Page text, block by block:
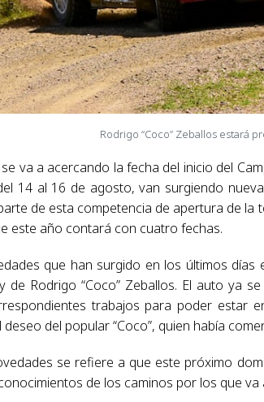
Rodrigo “Coco” Zeballos estará
va a acercando la fecha del inicio del
14 al 16 de agosto, van surgiendo
de esta competencia de apertura de la
este año contará con cuatro fechas.
que han surgido en los últimos
de Rodrigo “Coco” Zeballos. El auto ya
trabajos para poder estar
del popular “Coco”, quien había
se refiere a que este próximo
de los caminos por los que